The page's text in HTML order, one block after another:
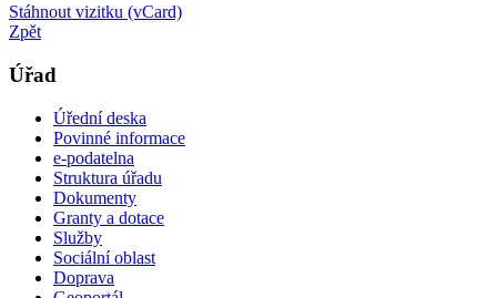
Stáhnout vizitku (vCard)
Zpět
Úřad
Úřední deska
Povinné informace
e-podatelna
Struktura úřadu
Dokumenty
Granty a dotace
Služby
Sociální oblast
Doprava